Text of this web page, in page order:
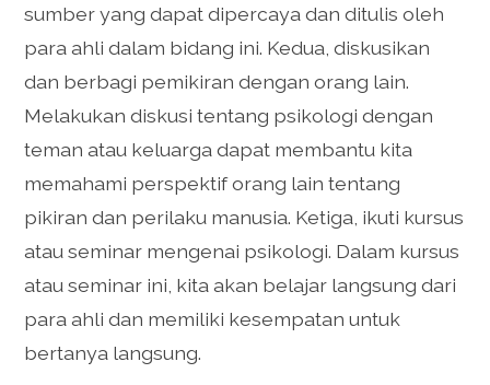
sumber yang dapat dipercaya dan ditulis oleh
para ahli dalam bidang ini. Kedua, diskusikan
dan berbagi pemikiran dengan orang lain.
Melakukan diskusi tentang psikologi dengan
teman atau keluarga dapat membantu kita
memahami perspektif orang lain tentang
pikiran dan perilaku manusia. Ketiga, ikuti kursus
atau seminar mengenai psikologi. Dalam kursus
atau seminar ini, kita akan belajar langsung dari
para ahli dan memiliki kesempatan untuk
bertanya langsung.